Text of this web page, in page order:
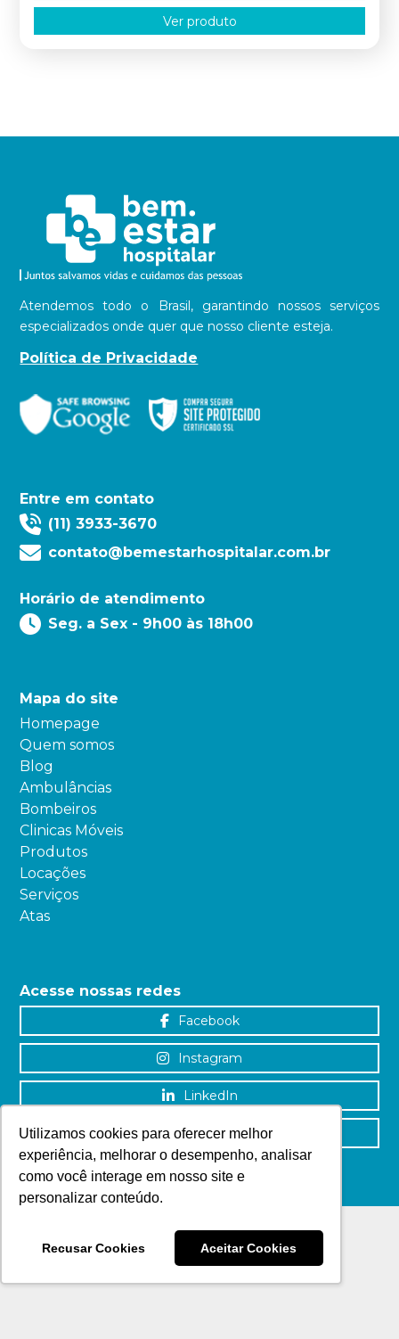
Utilizamos cookies para oferecer melhor
experiência, melhorar o desempenho, analisar
como você interage em nosso site e
personalizar conteúdo.
Recusar Cookies Aceitar Cookies
Ver produto
Atendemos todo o Brasil, garantindo nossos serviços
especializados onde quer que nosso cliente esteja.
Política de Privacidade
Entre em contato
(11) 3933-3670
contato@bemestarhospitalar.com.br
Horário de atendimento
Seg. a Sex - 9h00 às 18h00
Mapa do site
Homepage
Quem somos
Blog
Ambulâncias
Bombeiros
Clinicas Móveis
Produtos
Locações
Serviços
Atas
Acesse nossas redes
Facebook
Instagram
LinkedIn
YouTube